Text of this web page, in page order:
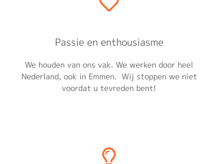
Passie en enthousiasme
We houden van ons vak. We werken door heel
Nederland, ook in Emmen. Wij stoppen we niet
voordat u tevreden bent!